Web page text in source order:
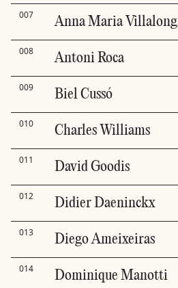
007 Anna Maria
008 Antoni Roca
009 Biel Cussó
010 Charles Williams
011 David Goodis
012 Didier Daeninckx
013 Diego Ameixeiras
014 Dominique Manotti